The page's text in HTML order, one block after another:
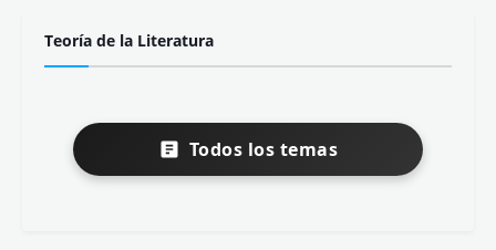
Teoría de la Literatura
Todos los temas